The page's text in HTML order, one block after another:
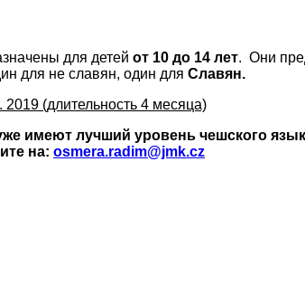
для детей от 10 до 14 лет. Они
для не славян, один для Славян.
(длительность 4 месяца)
имеют лучший уровень чешского
на: osmera.radim@jmk.cz